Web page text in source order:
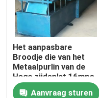
Fabrieksreis
Kwaliteitscontrole
Contacteer ons
Het aanpasbare
Broodje die van het
Metaalpurlin van de
Hoge zijdenlat 16mpa
Machine vormen
Aanvraag sturen